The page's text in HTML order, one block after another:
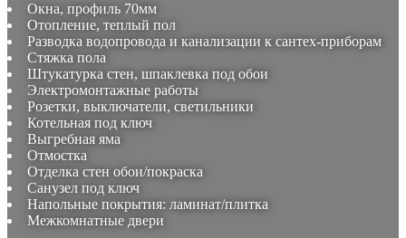
Окна, профиль 70мм
Отопление, теплый пол
Разводка водопровода и канализации к сантех-приборам
Стяжка пола
Штукатурка стен, шпаклевка под обои
Электромонтажные работы
Розетки, выключатели, светильники
Котельная под ключ
Выгребная яма
Отмостка
Отделка стен обои/покраска
Санузел под ключ
Напольные покрытия: ламинат/плитка
Межкомнатные двери